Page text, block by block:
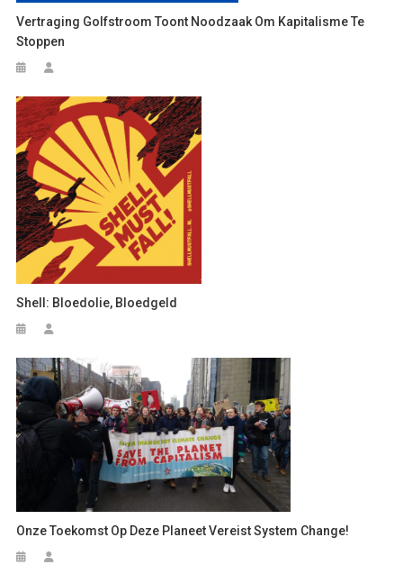
Vertraging Golfstroom Toont Noodzaak Om Kapitalisme Te
Stoppen
Shell: Bloedolie, Bloedgeld
Onze Toekomst Op Deze Planeet Vereist System Change!